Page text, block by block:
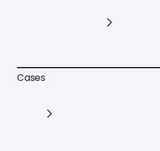
Trilhas de conteúdo
Cases